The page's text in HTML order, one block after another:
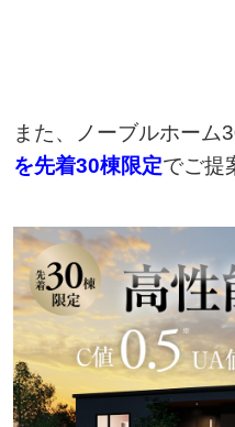
また、ノーブルホーム
を先着30棟限定でご提